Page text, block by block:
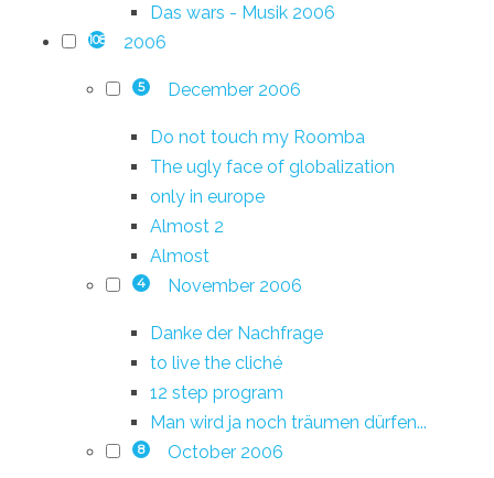
Das wars - Musik 2006
108 2006
5 December 2006
Do not touch my Roomba
The ugly face of globalization
only in europe
Almost 2
Almost
4 November 2006
Danke der Nachfrage
to live the cliché
12 step program
Man wird ja noch träumen dürfen...
8 October 2006